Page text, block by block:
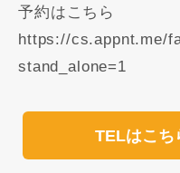
予約はこちら
https://cs.appnt.me/
stand_alone=1
TELはこち